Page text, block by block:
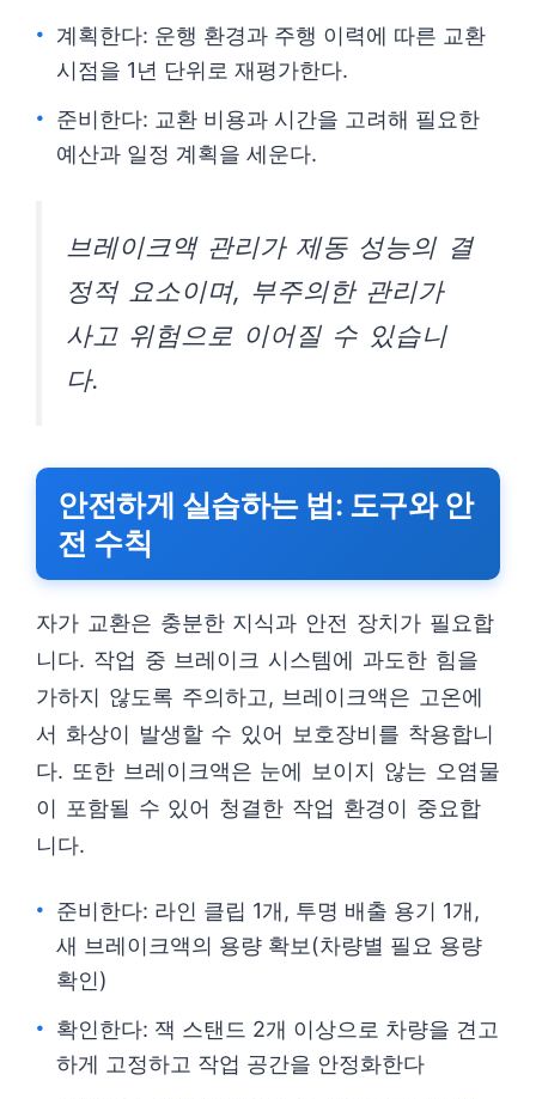
계획한다: 운행 환경과 주행 이력에 따른 교환
시점을 1년 단위로 재평가한다.
준비한다: 교환 비용과 시간을 고려해 필요한
예산과 일정 계획을 세운다.
브레이크액 관리가 제동 성능의 결
정적 요소이며, 부주의한 관리가
사고 위험으로 이어질 수 있습니
다.
안전하게 실습하는 법: 도구와 안
전 수칙
자가 교환은 충분한 지식과 안전 장치가 필요합
니다. 작업 중 브레이크 시스템에 과도한 힘을
가하지 않도록 주의하고, 브레이크액은 고온에
서 화상이 발생할 수 있어 보호장비를 착용합니
다. 또한 브레이크액은 눈에 보이지 않는 오염물
이 포함될 수 있어 청결한 작업 환경이 중요합
니다.
준비한다: 라인 클립 1개, 투명 배출 용기 1개,
새 브레이크액의 용량 확보(차량별 필요 용량
확인)
확인한다: 잭 스탠드 2개 이상으로 차량을 견고
하게 고정하고 작업 공간을 안정화한다